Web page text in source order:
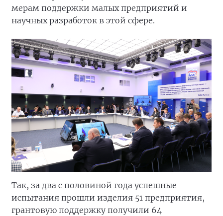
мерам поддержки малых предприятий и
научных разработок в этой сфере.
Так, за два с половиной года успешные
испытания прошли изделия 51 предприятия,
грантовую поддержку получили 64